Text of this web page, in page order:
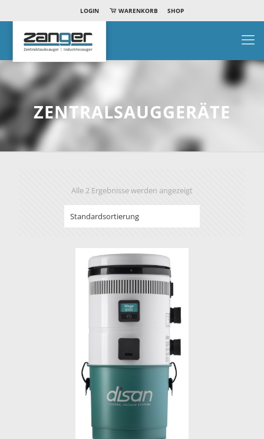
LOGIN WARENKORB SHOP
ZENTRALSAUGGERÄTE
Alle 2 Ergebnisse werden angezeigt